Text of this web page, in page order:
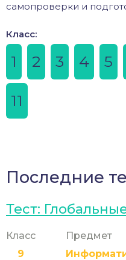
самопроверки и
Класс:
1 2 3 4 5
11
Последние
Тест:
Класс
9
Предмет